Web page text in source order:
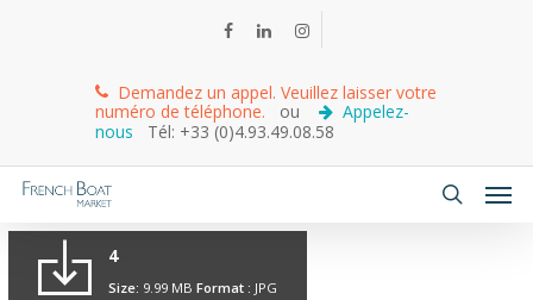
Demandez un appel. Veuillez laisser votre
numéro de téléphone. ou
Appelez-
nous
Tél: +33 (0)4.93.49.08.58
4
Size: 9.99 MB Format : JPG